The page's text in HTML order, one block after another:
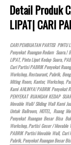
Detail Produk
LIPAT| CARI
CARI PEMBUATAN PARTISI PINTU
Penyekat Ruangan Redam Suara.!
LIPAT, Pintu Lipat Kedap Suara,
Cari Partisi PABRIK Penyekat
Workshop, Restaurant, Pabrik,
Miting Room, Kantor, Workshop,
Kami AHLINYA! PABRIK Penyekat
PENYEKAT RUANGAN KEDAP
Movable Wall/ Sliding Wall Kami
Untuk Ballroom,HOTEL, Ruang
Penyekat Ruangan Besar Bisa
Workshop, Partisi Geser / Movable
PABRIK Partisi Movable Wall, Cari
Pabrik, Penyekat Ruangan Besar